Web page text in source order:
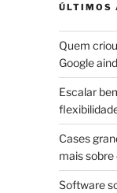
ÚLTIMOS
Quem
Google
Escalar
Cases
mais sobre
Software